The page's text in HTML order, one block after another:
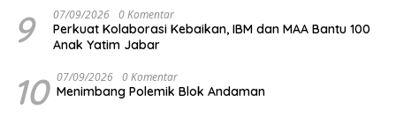
9 07/09/2026 0 Komentar
Perkuat Kolaborasi Kebaikan, IBM dan MAA Bantu 100
Anak Yatim Jabar
10 07/09/2026 0 Komentar
Menimbang Polemik Blok Andaman